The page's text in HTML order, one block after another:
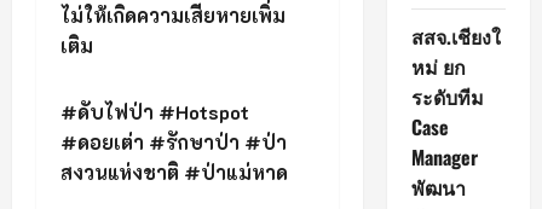
ไม่ให้เกิดความเสียหายเพิ่ม
เติม
#ดับไฟป่า #Hotspot
#ดอยเต่า #รักษาป่า #ป่า
สงวนแห่งชาติ #ป่าแม่หาด
สสจ.เชียงใ
หม่ ยก
ระดับทีม
Case
Manager
พัฒนา